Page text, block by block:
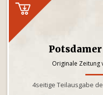
Originale Zeitung
4seitige Teilausgabe